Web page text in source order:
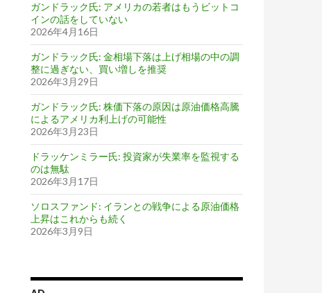
ガンドラック氏: アメリカの若者はもうビットコ
インの話をしていない
2026年4月16日
ガンドラック氏: 金相場下落は上げ相場の中の調
整に過ぎない、買い増しを推奨
2026年3月29日
ガンドラック氏: 株価下落の原因は原油価格高騰
によるアメリカ利上げの可能性
2026年3月23日
ドラッケンミラー氏: 投資家が失業率を監視する
のは無駄
2026年3月17日
ソロスファンド: イランとの戦争による原油価格
上昇はこれからも続く
2026年3月9日